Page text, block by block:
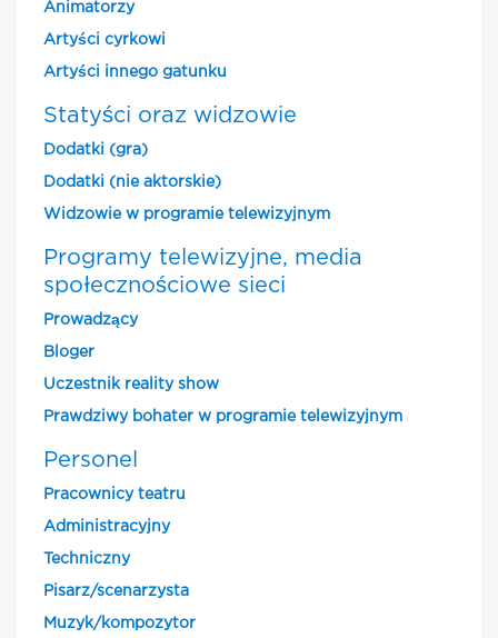
Animatorzy
Artyści cyrkowi
Artyści innego gatunku
Statyści oraz widzowie
Dodatki (gra)
Dodatki (nie aktorskie)
Widzowie w programie telewizyjnym
Programy telewizyjne, media
społecznościowe sieci
Prowadzący
Bloger
Uczestnik reality show
Prawdziwy bohater w programie telewizyjnym
Personel
Pracownicy teatru
Administracyjny
Techniczny
Pisarz/scenarzysta
Muzyk/kompozytor